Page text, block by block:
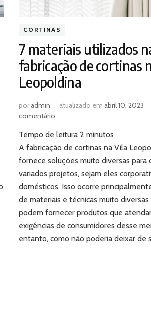
CORTINAS
7 materiais utilizados
fabricação de cortinas
Leopoldina
poradmin atualizado em abril 10, 2023
comentárioem
materiais
utilizados
na
fabricação
de
cortinas
na
Vila
Leopoldina
Tempo de leitura 2 minutos
A fabricação de cortinas na Vila
fornece soluções muito diversas para
variados projetos, sejam eles
domésticos. Isso ocorre
de materiais e técnicas muito diversas
podem fornecer produtos que
exigências de consumidores desse
entanto, como não poderia deixar de